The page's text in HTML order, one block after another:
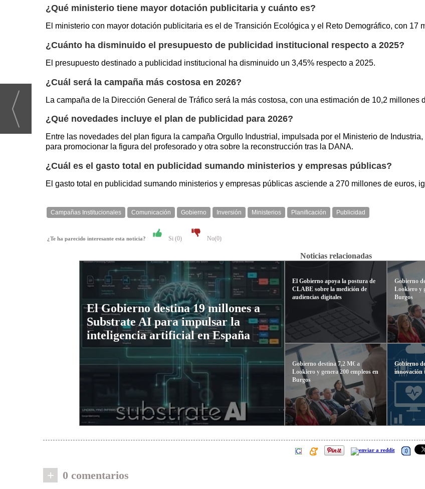
¿Qué ministerio tiene mayor dotación publicitaria y cuánto es?
El ministerio con mayor dotación publicitaria es el de Transición Ecológica y el Reto Demográfico, con 17
¿Cuánto ha disminuido el presupuesto de publicidad institucional respecto a 2025?
El presupuesto destinado a publicidad institucional ha disminuido un 3,45% respecto a 2025.
¿Cuál será la campaña más costosa en 2026?
La campaña de la Dirección General de Tráfico será la más costosa, con una estimación de 10,2 millones
¿Qué novedades incluye el plan de publicidad para 2026?
Entre las novedades del plan figura la campaña Orgullo Industrial, impulsada por el Ministerio de
para promocionar la figura del profesorado y otra sobre la reconstrucción tras la DANA.
¿Cuál es el gasto total en publicidad sumando ministerios y empresas públicas?
El gasto total en publicidad sumando ministerios y empresas públicas asciende a 270 millones de euros,
Campañas Institucionales Comunicación Gobierno Inversión Ministerios Planificación Publicidad
¿Te ha parecido interesante esta noticia? Si (0) No(0)
Noticias relacionadas
El Gobierno destina 19 millones a
Substrate AI para impulsar la
inteligencia artificial en España
El Gobierno apoya la postura de
CLABE sobre la medición de
audiencias digitales
Gobierno destina 7,2 M€ a
Lookiero y genera 200 empleos en
Burgos
Gobierno
Lookiero y
Burgos
Gobierno
innovación
+ 0 comentarios